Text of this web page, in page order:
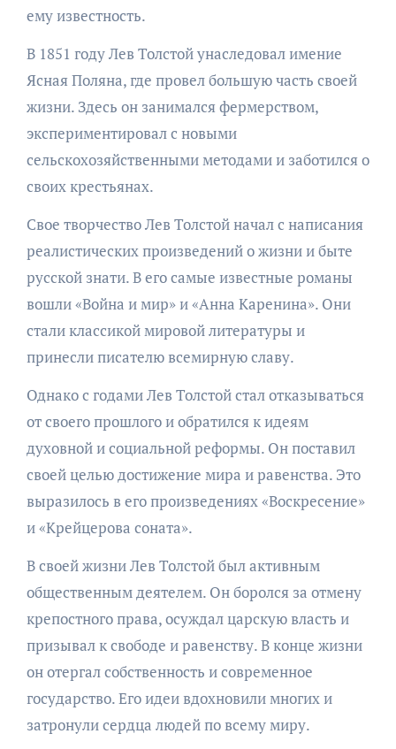
ему известность.
В 1851 году Лев Толстой унаследовал имение
Ясная Поляна, где провел большую часть своей
жизни. Здесь он занимался фермерством,
экспериментировал с новыми
сельскохозяйственными методами и заботился о
своих крестьянах.
Свое творчество Лев Толстой начал с написания
реалистических произведений о жизни и быте
русской знати. В его самые известные романы
вошли «Война и мир» и «Анна Каренина». Они
стали классикой мировой литературы и
принесли писателю всемирную славу.
Однако с годами Лев Толстой стал отказываться
от своего прошлого и обратился к идеям
духовной и социальной реформы. Он поставил
своей целью достижение мира и равенства. Это
выразилось в его произведениях «Воскресение»
и «Крейцерова соната».
В своей жизни Лев Толстой был активным
общественным деятелем. Он боролся за отмену
крепостного права, осуждал царскую власть и
призывал к свободе и равенству. В конце жизни
он отергал собственность и современное
государство. Его идеи вдохновили многих и
затронули сердца людей по всему миру.